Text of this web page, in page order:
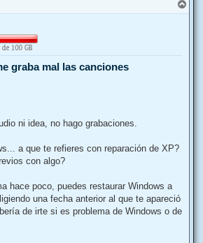
r
graba mal las canciones
ni idea, no hago grabaciones.
a que te refieres con reparación de XP?
con algo?
hace poco, puedes restaurar Windows a
una fecha anterior al que te apareció
de irte si es problema de Windows o de